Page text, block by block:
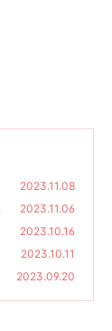
2023.11.08
2023.11.06
2023.10.16
2023.10.11
2023.09.20